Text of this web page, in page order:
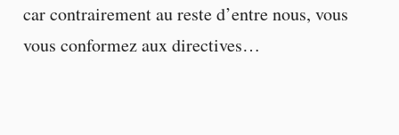
car contrairement au reste d’entre nous, vous
vous conformez aux directives…